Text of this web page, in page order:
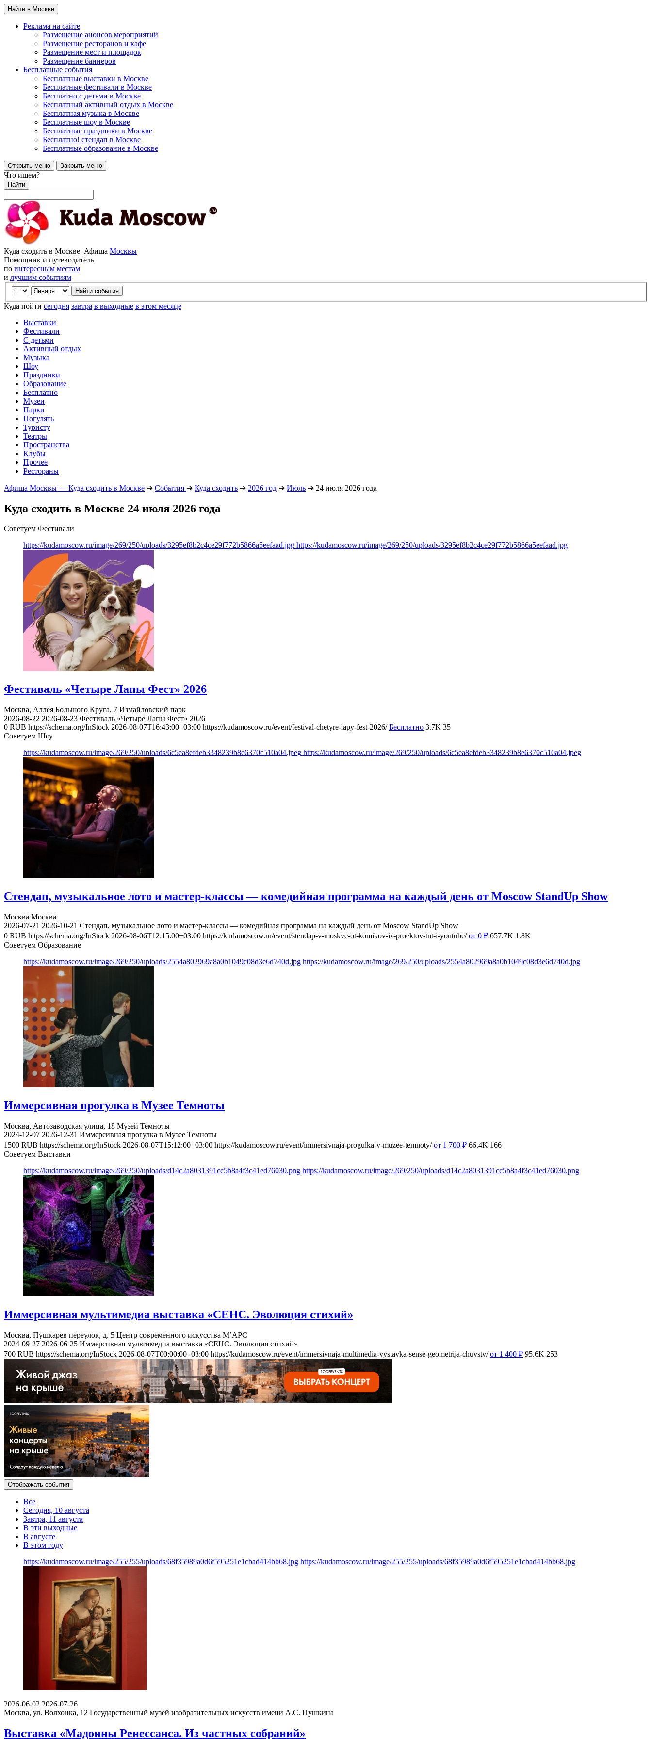
Найти в Москве
Реклама на сайте
Размещение анонсов мероприятий
Размещение ресторанов и кафе
Размещение мест и площадок
Размещение баннеров
Бесплатные события
Бесплатные выставки в Москве
Бесплатные фестивали в Москве
Бесплатно с детьми в Москве
Бесплатный активный отдых в Москве
Бесплатная музыка в Москве
Бесплатные шоу в Москве
Бесплатные праздники в Москве
Бесплатно! стендап в Москве
Бесплатные образование в Москве
Открыть меню Закрыть меню
Что ищем?
Найти
Куда сходить в Москве. Афиша Москвы
Помощник и путеводитель
по интересным местам
и лучшим событиям
Куда пойти сегодня завтра в выходные в этом месяце
Выставки
Фестивали
С детьми
Активный отдых
Музыка
Шоу
Праздники
Образование
Бесплатно
Музеи
Парки
Погулять
Туристу
Театры
Пространства
Клубы
Прочее
Рестораны
Афиша Москвы — Куда сходить в Москве ➔ События ➔ Куда сходить ➔ 2026 год ➔ Июль ➔ 24 июля 2026 года
Куда сходить в Москве 24 июля 2026 года
Советуем Фестивали
https://kudamoscow.ru/image/269/250/uploads/3295ef8b2c4ce29f772b5866a5eefaad.jpg https://kudamoscow.ru/image/269/250/uploads/3295ef8b2c4ce29f772b5866a5eefaad.jpg
Фестиваль «Четыре Лапы Фест» 2026
Москва, Аллея Большого Круга, 7 Измайловский парк
2026-08-22 2026-08-23 Фестиваль «Четыре Лапы Фест» 2026
0 RUB https://schema.org/InStock 2026-08-07T16:43:00+03:00 https://kudamoscow.ru/event/festival-chetyre-lapy-fest-2026/ Бесплатно 3.7K 35
Советуем Шоу
https://kudamoscow.ru/image/269/250/uploads/6c5ea8efdeb3348239b8e6370c510a04.jpeg https://kudamoscow.ru/image/269/250/uploads/6c5ea8efdeb3348239b8e6370c510a04.jpeg
Стендап, музыкальное лото и мастер-классы — комедийная программа на каждый день от Moscow StandUp Show
Москва Москва
2026-07-21 2026-10-21 Стендап, музыкальное лото и мастер-классы — комедийная программа на каждый день от Moscow StandUp Show
0 RUB https://schema.org/InStock 2026-08-06T12:15:00+03:00 https://kudamoscow.ru/event/stendap-v-moskve-ot-komikov-iz-proektov-tnt-i-youtube/ от 0 ₽ 657.7K 1.8K
Советуем Образование
https://kudamoscow.ru/image/269/250/uploads/2554a802969a8a0b1049c08d3e6d740d.jpg https://kudamoscow.ru/image/269/250/uploads/2554a802969a8a0b1049c08d3e6d740d.jpg
Иммерсивная прогулка в Музее Темноты
Москва, Автозаводская улица, 18 Музей Темноты
2024-12-07 2026-12-31 Иммерсивная прогулка в Музее Темноты
1500 RUB https://schema.org/InStock 2026-08-07T15:12:00+03:00 https://kudamoscow.ru/event/immersivnaja-progulka-v-muzee-temnoty/ от 1 700 ₽ 66.4K 166
Советуем Выставки
https://kudamoscow.ru/image/269/250/uploads/d14c2a8031391cc5b8a4f3c41ed76030.png https://kudamoscow.ru/image/269/250/uploads/d14c2a8031391cc5b8a4f3c41ed76030.png
Иммерсивная мультимедиа выставка «СЕНС. Эволюция стихий»
Москва, Пушкарев переулок, д. 5 Центр современного искусства М’АРС
2024-09-27 2026-06-25 Иммерсивная мультимедиа выставка «СЕНС. Эволюция стихий»
700 RUB https://schema.org/InStock 2026-08-07T00:00:00+03:00 https://kudamoscow.ru/event/immersivnaja-multimedia-vystavka-sense-geometrija-chuvstv/ от 1 400 ₽ 95.6K 253
Отображать события
Все
Сегодня, 10 августа
Завтра, 11 августа
В эти выходные
В августе
В этом году
https://kudamoscow.ru/image/255/255/uploads/68f35989a0d6f595251e1cbad414bb68.jpg https://kudamoscow.ru/image/255/255/uploads/68f35989a0d6f595251e1cbad414bb68.jpg
2026-06-02 2026-07-26
Москва, ул. Волхонка, 12 Государственный музей изобразительных искусств имени А.С. Пушкина
Выставка «Мадонны Ренессанса. Из частных собраний»